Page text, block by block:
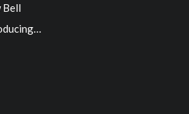
Bell